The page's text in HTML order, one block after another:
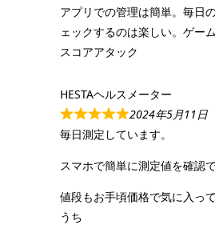
アプリでの管理は簡単。毎日
ェックするのは楽しい。ゲー
スコアアタック
HESTAヘルスメーター
2024年5月11日
毎日測定しています。
スマホで簡単に測定値を確認で
値段もお手頃価格で気に入っ
うち